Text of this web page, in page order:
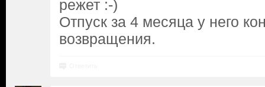
режет :-)
Отпуск за 4 месяца у него
возвращения.